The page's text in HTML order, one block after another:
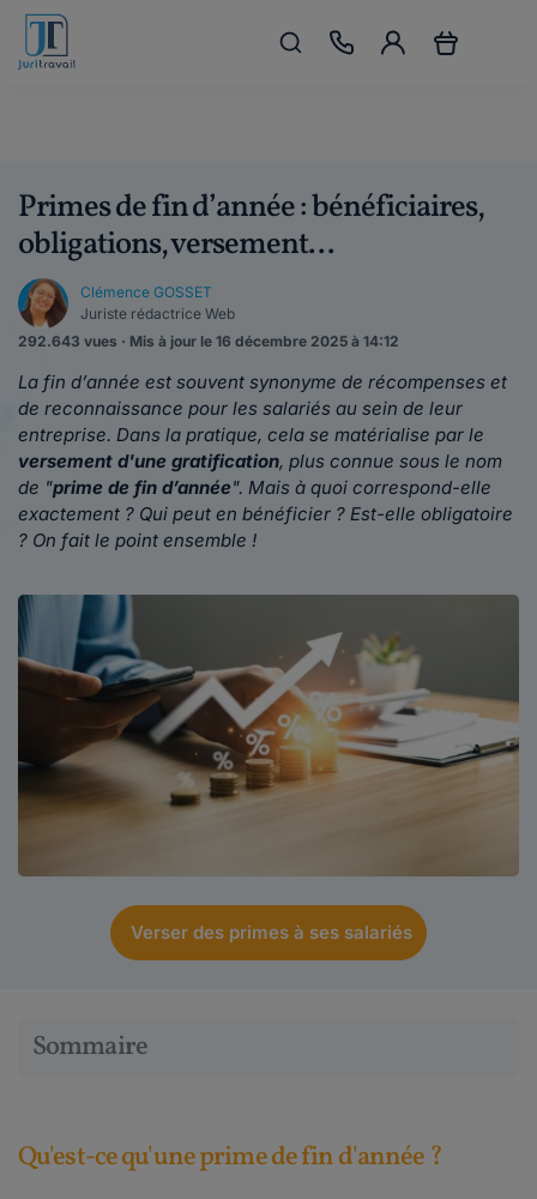
Primes de fin d’année : bénéficiaires,
obligations, versement...
Clémence GOSSET
Juriste rédactrice Web
292.643 vues · Mis à jour le 16 décembre 2025 à 14:12
La fin d’année est souvent synonyme de récompenses et
de reconnaissance pour les salariés au sein de leur
entreprise. Dans la pratique, cela se matérialise par le
versement d'une gratification, plus connue sous le nom
de "prime de fin d’année". Mais à quoi correspond-elle
exactement ? Qui peut en bénéficier ? Est-elle obligatoire
? On fait le point ensemble !
Verser des primes à ses salariés
Sommaire
Qu'est-ce qu'une prime de fin d'année ?